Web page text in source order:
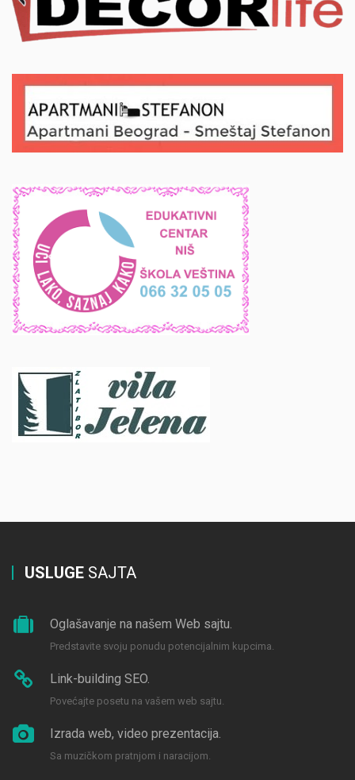
USLUGE SAJTA
Oglašavanje na našem Web sajtu.
Predstavite svoju ponudu potencijalnim kupcima.
Link-building SEO.
Povećajte posetu na vašem web sajtu.
Izrada web, video prezentacija.
Sa muzičkom pratnjom i naracijom.